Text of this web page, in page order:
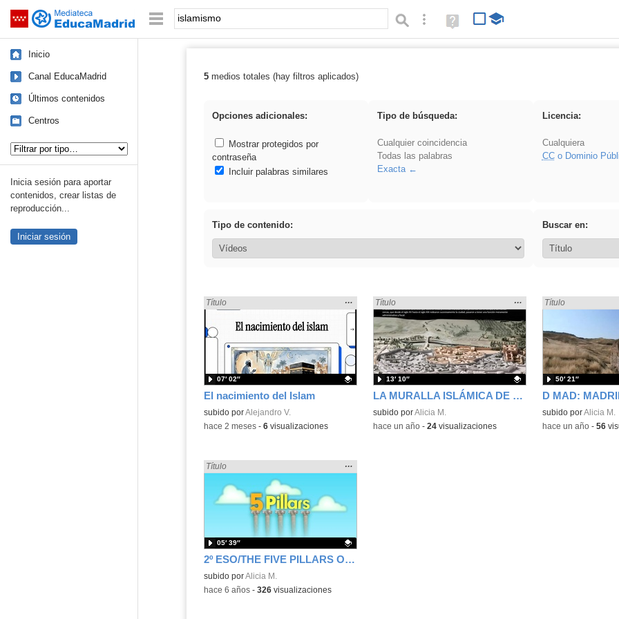
Saltar navegación Palabra o frase: Búsqueda avanzada
Ayuda
(en
Inicio
Canal EducaMadrid
Últimos contenidos
Centros
Inicia sesión para aportar
contenidos, crear listas de
reproducción...
Iniciar sesión
Resultados de: islamismo
5medios totales (hay filtros aplicados)
Opciones adicionales:
Mostrar protegidos por
contraseña
Incluir palabras similares
Tipo de búsqueda:
Cualquier coincidencia
Todas las palabras
Exacta
Licencia:
Cualquiera
CCo Dominio
Tipo de contenido: Buscar en:
El nacimiento del Islam
Encontrado «islamismo» en:
Título
Mostrar
la
ubicación
búsqueda
…
Contenido educativo.
subido porAlejandro V.
07′ 02″
-hace 2 meses- 6visualizaciones
LA MURALLA ISLÁMICA DE MADRID
Encontrado «islamismo» en:
Título
Mostrar
la
ubicación
de la
búsqueda
…
Contenido educativo.
subido porAlicia M.
13′ 10″
-hace un año- 24visualizaciones
Encontrado
Título
Contenido educativo.
subido porAlicia M.
50′ 21″
-hace un año- 56
2º ESO/THE FIVE PILLARS OF ISLAM
Encontrado «islamismo» en:
Título
Mostrar
la
búsqueda
…
Contenido educativo.
subido porAlicia M.
05′ 39″
-hace 6 años- 326visualizaciones